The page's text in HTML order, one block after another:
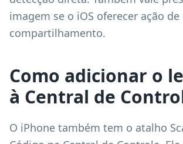
imagem se o iOS oferecer ação
compartilhamento.
Como adicionar o
à Central de
O iPhone também tem o atalho